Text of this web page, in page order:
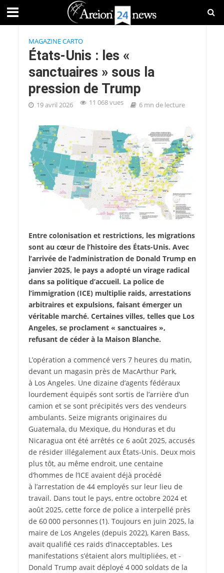
MAGAZINE CARTO
États-Unis : les «
sanctuaires » sous la
pression de Trump
19 avril 2026 11 068 vues 6 mn de lecture
Entre colonisation et restrictions, les migrations
sont au cœur de l’histoire des États-Unis. Avec
l’arrivée de l’administration de Donald Trump en
janvier 2025, le pays a adopté un virage radical
dans sa politique d’accueil. La police de
l’immigration (ICE) multiplie raids, arrestations
arbitraires et expulsions, faisant émerger un
véritable marché. Certaines villes, telles que Los
Angeles, se proclament « sanctuaires »,
refusant de céder à la Maison Blanche.
L’opération a commencé vers 7 heures du matin,
devant un magasin près de MacArthur Park,
à Los Angeles. Une dizaine d’agents fédéraux
lourdement équipés sont sortis de l’arrière d’un
camion et se sont précipités vers des vendeurs
ambulants. Seize migrants originaires du
Guatemala, du Mexique, du Honduras et du
Nicaragua ont été arrêtés ce 6 août 2025, accusés
de résider illégalement aux États-Unis. Deux mois
plus tôt, au même endroit, une centaine
d’hommes de l’ICE avaient déjà procédé
à l’arrestation de 44 employés sur leur lieu de
travail. Dans tout le pays, entre octobre 2024 et
août 2025, cette force de police a interpellé près
de 60 000 personnes (1). Toujours en juin 2025, la
maire de Los Angeles (depuis 2022), Karen Bass,
avait qualifié ces raids d’inacceptables. Les
manifestations s’étaient alors multipliées, et ­
Donald Trump avait déployé 4 000 soldats de la